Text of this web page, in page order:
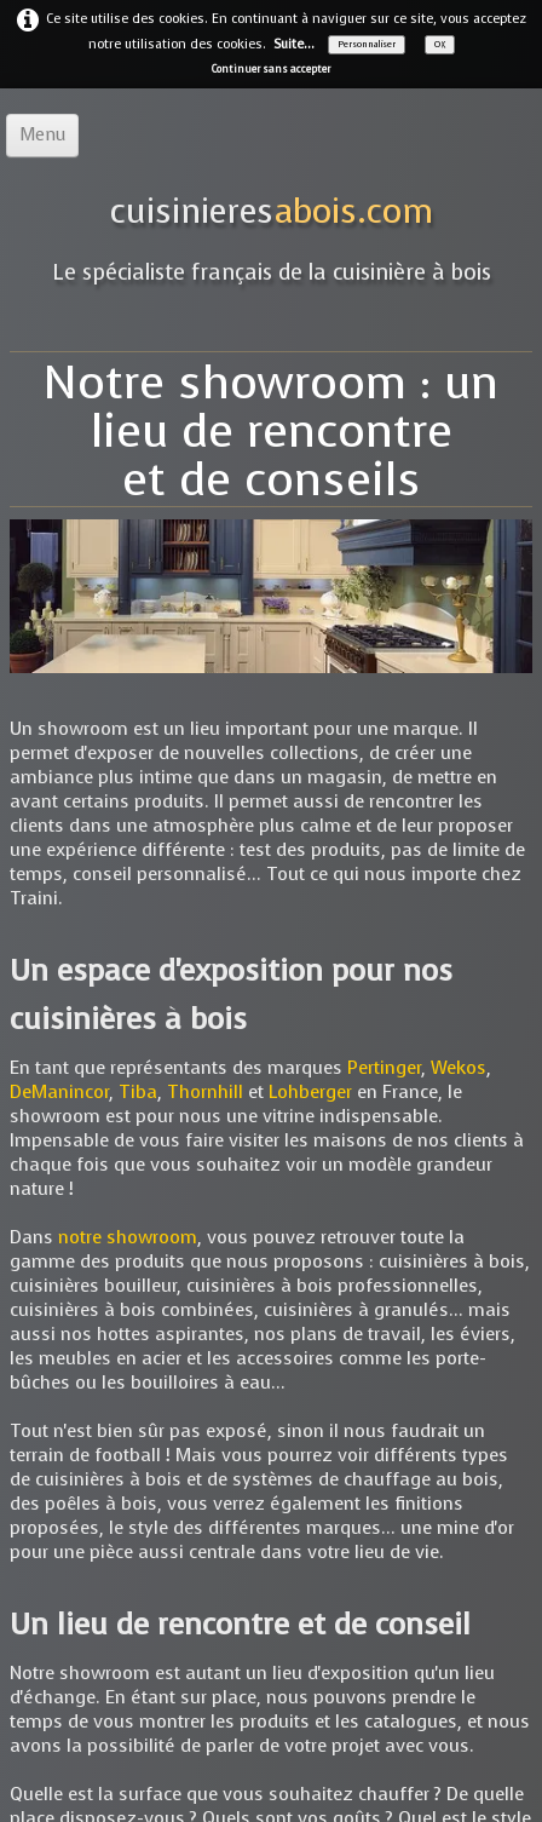
Ce site utilise des cookies. En continuant à naviguer sur ce site, vous acceptez
notre utilisation des cookies. Suite... Personnaliser OK
Continuer sans accepter
Menu
Notre offre▼
Notre entreprise
Galerie▼
Marques▼
Contact
cuisinieresabois.com
Le spécialiste français de la cuisinière à bois
Notre showroom : un
lieu de rencontre
et de conseils
Un showroom est un lieu important pour une marque. Il
permet d'exposer de nouvelles collections, de créer une
ambiance plus intime que dans un magasin, de mettre en
avant certains produits. Il permet aussi de rencontrer les
clients dans une atmosphère plus calme et de leur proposer
une expérience différente : test des produits, pas de limite de
temps, conseil personnalisé... Tout ce qui nous importe chez
Traini.
Un espace d'exposition pour nos
cuisinières à bois
En tant que représentants des marques Pertinger, Wekos,
DeManincor, Tiba, Thornhill et Lohberger en France, le
showroom est pour nous une vitrine indispensable.
Impensable de vous faire visiter les maisons de nos clients à
chaque fois que vous souhaitez voir un modèle grandeur
nature !
Dans notre showroom, vous pouvez retrouver toute la
gamme des produits que nous proposons : cuisinières à bois,
cuisinières bouilleur, cuisinières à bois professionnelles,
cuisinières à bois combinées, cuisinières à granulés... mais
aussi nos hottes aspirantes, nos plans de travail, les éviers,
les meubles en acier et les accessoires comme les porte-
bûches ou les bouilloires à eau...
Tout n'est bien sûr pas exposé, sinon il nous faudrait un
terrain de football ! Mais vous pourrez voir différents types
de cuisinières à bois et de systèmes de chauffage au bois,
des poêles à bois, vous verrez également les finitions
proposées, le style des différentes marques... une mine d'or
pour une pièce aussi centrale dans votre lieu de vie.
Un lieu de rencontre et de conseil
Notre showroom est autant un lieu d'exposition qu'un lieu
d'échange. En étant sur place, nous pouvons prendre le
temps de vous montrer les produits et les catalogues, et nous
avons la possibilité de parler de votre projet avec vous.
Quelle est la surface que vous souhaitez chauffer ? De quelle